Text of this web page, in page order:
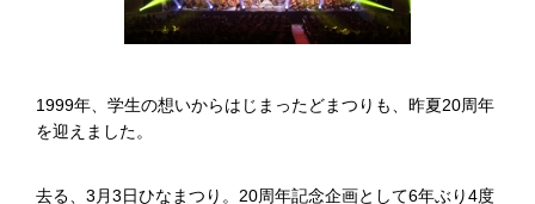
1999年、学生の想いからはじまったどまつりも、昨夏20周年
を迎えました。
去る、3月3日ひなまつり。20周年記念企画として6年ぶり4度